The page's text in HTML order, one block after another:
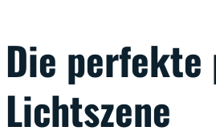
Die perfekte
Lichtszene